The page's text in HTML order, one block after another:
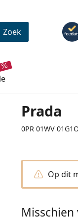
Zoek
Prada
0PR 01WV
Op dit